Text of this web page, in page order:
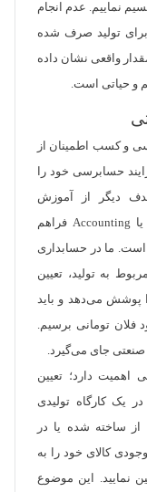
نماییم. عدم انجام
برای تولید صرف شده
واقعی نشان داده
و حیاتی است.
و کسب اطمینان از
حسابرسی خود را
دیگر از آموزش
حسابداری صنعتی و به طور کلی حسابداری یا Accounting فراهم
است. ما در حسابداری
به تولید، تعیین
پوشش می‌دهد و باید
فلان تومانی برسیم.
جای می‌گیرد.
دارد؛ تعیین
یک کارگاه تولیدی
از ساخته شده یا در
کالای خود را به
نمایید. این موضوع